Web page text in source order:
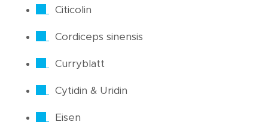
Citicolin
Cordiceps sinensis
Curryblatt
Cytidin & Uridin
Eisen